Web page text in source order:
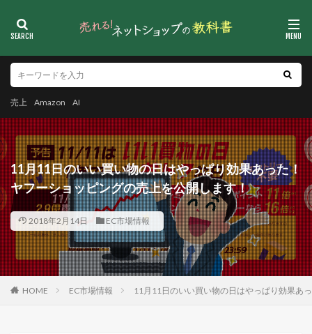
売上 Amazon AI
11月11日のいい買い物の日はやっぱり効果あった！
ヤフーショッピングの売上を公開します！
2018年2月14日 EC市場情報
HOME EC市場情報 11月11日のいい買い物の日はやっぱり効果あ